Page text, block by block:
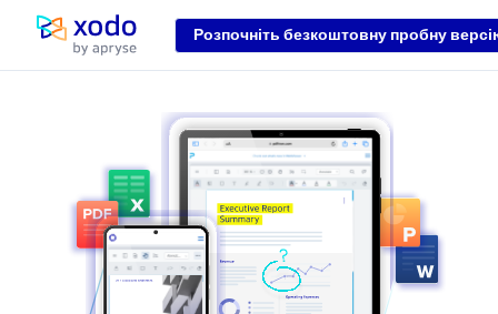
Домашня сторінка Розпочніть безкоштовну пробну